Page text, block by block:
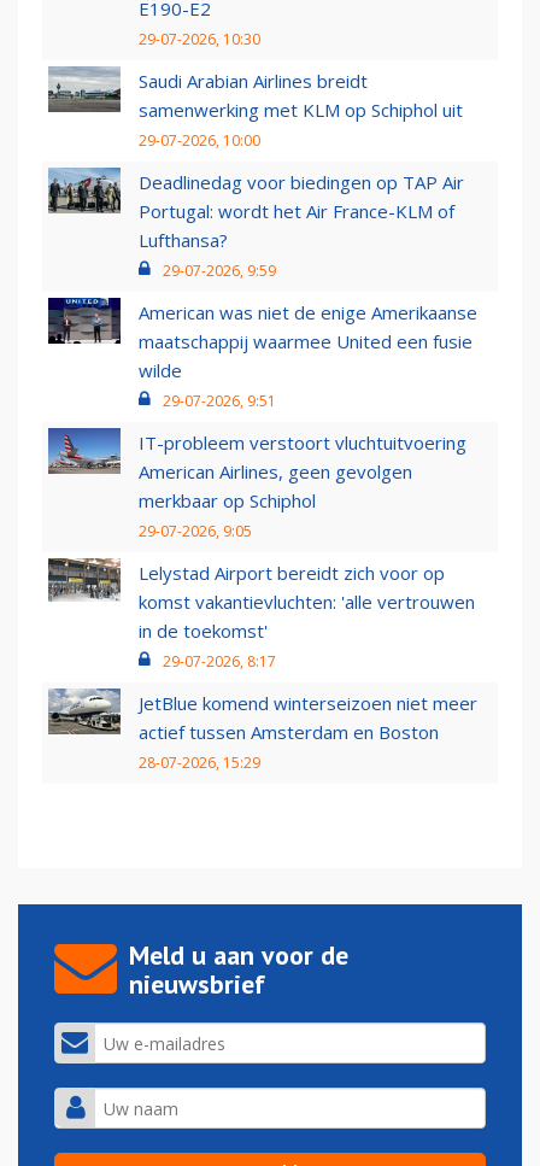
E190-E2
29-07-2026, 10:30
Saudi Arabian Airlines breidt
samenwerking met KLM op Schiphol uit
29-07-2026, 10:00
Deadlinedag voor biedingen op TAP Air
Portugal: wordt het Air France-KLM of
Lufthansa?
29-07-2026, 9:59
American was niet de enige Amerikaanse
maatschappij waarmee United een fusie
wilde
29-07-2026, 9:51
IT-probleem verstoort vluchtuitvoering
American Airlines, geen gevolgen
merkbaar op Schiphol
29-07-2026, 9:05
Lelystad Airport bereidt zich voor op
komst vakantievluchten: 'alle vertrouwen
in de toekomst'
29-07-2026, 8:17
JetBlue komend winterseizoen niet meer
actief tussen Amsterdam en Boston
28-07-2026, 15:29
Meld u aan voor de
nieuwsbrief